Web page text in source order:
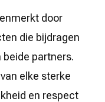
door
die bijdragen
beide partners.
elke sterke
en respect